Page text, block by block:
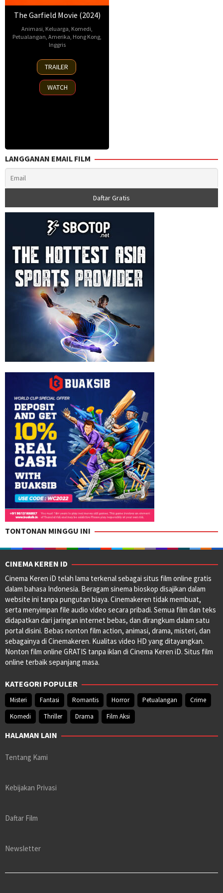
The Garfield Movie (2024)
Animasi Keluarga Komedi
Petualangan Amerika Hong Kong
Inggris
30
Apr
2024
Mark
Dindal
TRAILER
WATCH
LANGGANAN EMAIL FILM
TONTONAN MINGGU INI
CINEMA KEREN ID
Cinema Keren iD telah lama terkenal sebagai situs film online gratis
dalam bahasa Indonesia. Beragam sinema bioskop disajikan dalam
website ini tanpa pungutan biaya. Cinemakeren tidak membuat,
serta menyimpan file audio video secara pribadi. Semua film dan teks
didapatkan dari jaringan internet bebas, dan dirangkum dalam satu
portal disini. Bebas nonton film action, animasi, drama, misteri, dan
sebagainya di Cinemakeren. Kualitas video HD yang ditayangkan.
Nonton film online GRATIS tanpa iklan di Cinema Keren iD. Situs film
online terbaik sepanjang masa.
KATEGORI POPULER
Misteri Fantasi Romantis Horror Petualangan
Crime
Komedi
Thriller Drama Film Aksi
HALAMAN LAIN
Tentang Kami
Kebijakan Privasi
Daftar Film
Newsletter